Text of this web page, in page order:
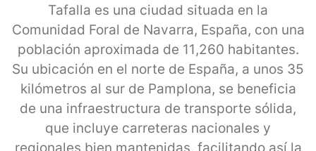
Tafalla es una ciudad situada en la
Comunidad Foral de Navarra, España, con una
población aproximada de 11,260 habitantes.
Su ubicación en el norte de España, a unos 35
kilómetros al sur de Pamplona, se beneficia
de una infraestructura de transporte sólida,
que incluye carreteras nacionales y
regionales bien mantenidas, facilitando así la